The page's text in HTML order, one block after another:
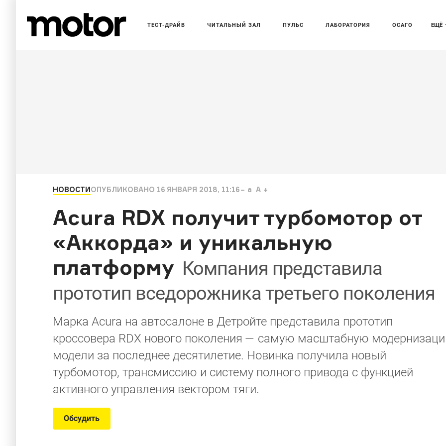
ЕЩЁ
ТЕСТ-ДРАЙВ ЧИТАЛЬНЫЙ ЗАЛ ПУЛЬС ЛАБОРАТОРИЯ ОСАГО
НОВОСТИОПУБЛИКОВАНО 16 ЯНВАРЯ 2018, 11:16 a A
Acura RDX получит турбомотор от
«Аккорда» и уникальную
платформу Компания представила
прототип вседорожника третьего поколения
Марка Acura на автосалоне в Детройте представила прототип
кроссовера RDX нового поколения — самую масштабную
модели за последнее десятилетие. Новинка получила новый
турбомотор, трансмиссию и систему полного привода с функцией
активного управления вектором тяги.
Обсудить